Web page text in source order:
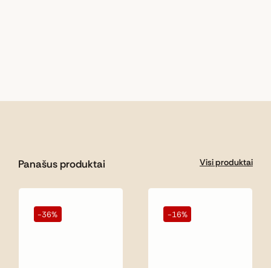
Panašus produktai Visi produktai
-36% -16%